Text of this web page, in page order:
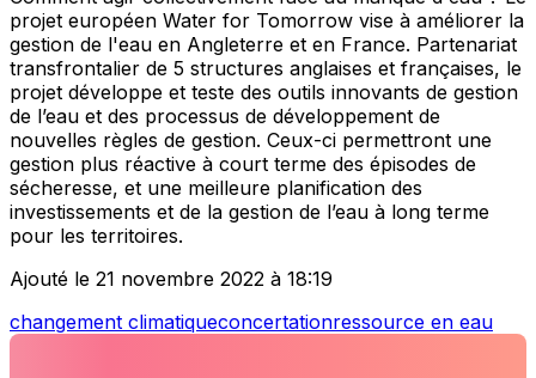
projet européen Water for Tomorrow vise à améliorer la
gestion de l'eau en Angleterre et en France. Partenariat
transfrontalier de 5 structures anglaises et françaises, le
projet développe et teste des outils innovants de gestion
de l’eau et des processus de développement de
nouvelles règles de gestion. Ceux-ci permettront une
gestion plus réactive à court terme des épisodes de
sécheresse, et une meilleure planification des
investissements et de la gestion de l’eau à long terme
pour les territoires.
Ajouté le 21 novembre 2022 à 18:19
changement climatiqueconcertationressource en eau